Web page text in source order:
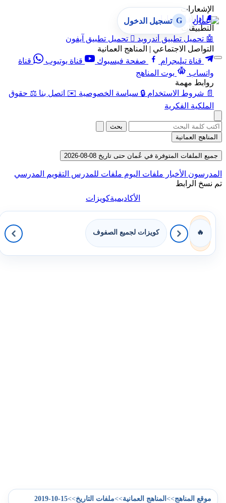
الإشعارات
🔔 إدارة الإشعارات
التطبيقات
تحميل تطبيق أندرويد  تحميل تطبيق آيفون
التواصل الاجتماعي | المناهج العمانية
قناة تيليجرام
صفحة فيسبوك قناة يوتيوب
قناة
واتساب
بوت المناهج
روابط مهمة
شروط الاستخدام 🔒 سياسة الخصوصية ✉️ اتصل بنا ⚖️ حقوق
الملكية الفكرية
G تسجيل الدخول
بحث
المناهج العمانية
جميع الملفات المتوفرة في عُمان حتى تاريخ 08-08-2026
الأخبارملفات اليومملفات للمدرسالتقويم المدرسي
نسخ الرابط
الأكاديميةكويزات
كويزات لجميع الصفوف
موقع المناهج>>المناهج العمانية>>ملفات التاريخ >>
2019-10-15